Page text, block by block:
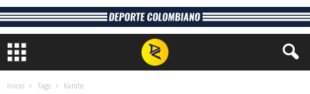
Inicio Tags Karate